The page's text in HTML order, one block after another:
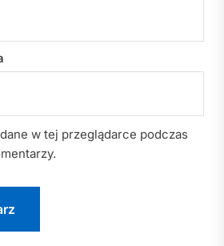
w tej przeglądarce podczas